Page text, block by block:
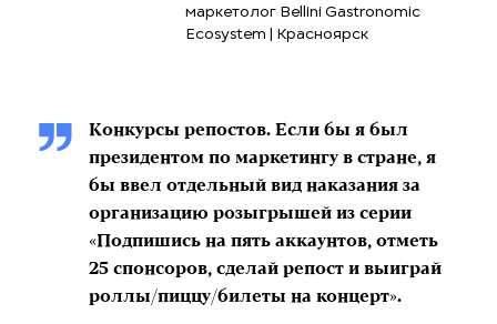
маркетолог Bellini Gastronomic
Ecosystem | Красноярск
Конкурсы репостов. Если бы я был
президентом по маркетингу в стране, я
бы ввел отдельный вид наказания за
организацию розыгрышей из серии
«Подпишись на пять аккаунтов, отметь
25 спонсоров, сделай репост и выиграй
роллы/пиццу/билеты на концерт».